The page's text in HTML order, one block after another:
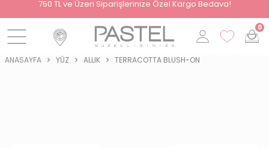
750 TL ve Üzeri Siparişlerinize Özel Kargo Bedava!
0
ANASAYFA YÜZ ALLIK TERRACOTTA BLUSH-ON